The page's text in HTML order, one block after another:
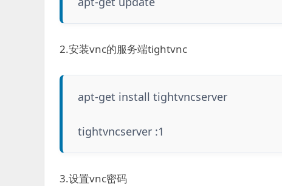
2.安装vnc的服务端tightvnc
apt-get install tightvncserver
tightvncserver :1
3.设置vnc密码